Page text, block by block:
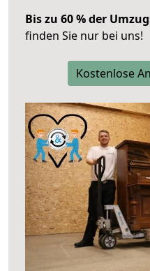
Bis zu 60 % der
finden Sie nur bei uns!
Kostenlose